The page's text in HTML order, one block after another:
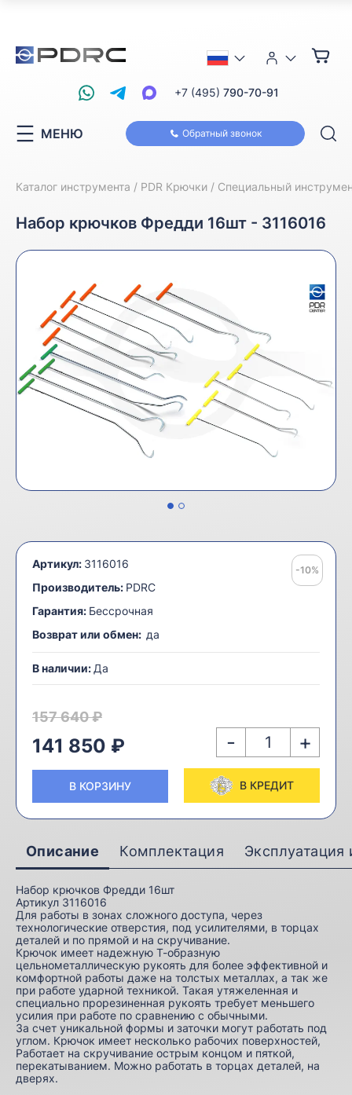
Обратный звонок
+7 (495) 790-70-91
МЕНЮ
Каталог инструмента PDR Крючки Специальный
Набор крючков Фредди 16шт - 3116016
-10%
Артикул: 3116016
Производитель: PDRC
Гарантия: Бессрочная
Возврат или обмен: да
В наличии: Да
157 640 ₽
141 850 ₽ - +
В КОРЗИНУ В КРЕДИТ
Описание Комплектация
Набор крючков Фредди 16шт
Артикул 3116016
Для работы в зонах сложного доступа, через
технологические отверстия, под усилителями, в торцах
деталей и по прямой и на скручивание.
Крючок имеет надежную Т-образную
цельнометаллическую рукоять для более эффективной и
комфортной работы даже на толстых металлах, а так же
при работе ударной техникой. Такая утяжеленная и
специально прорезиненная рукоять требует меньшего
усилия при работе по сравнению с обычными.
За счет уникальной формы и заточки могут работать под
углом. Крючок имеет несколько рабочих поверхностей,
Работает на скручивание острым концом и пяткой,
перекатыванием. Можно работать в торцах деталей, на
дверях.